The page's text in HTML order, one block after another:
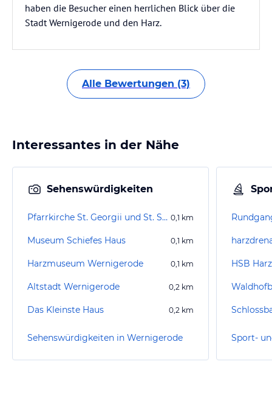
haben die Besucher einen herrlichen Blick über die
Stadt Wernigerode und den Harz.
Alle Bewertungen (3)
Interessantes in der Nähe
Sehenswürdigkeiten
Pfarrkirche St. Georgii und St. Sylvestri 0,1 km
Museum Schiefes Haus 0,1 km
Harzmuseum Wernigerode 0,1 km
Altstadt Wernigerode 0,2 km
Das Kleinste Haus 0,2 km
Sehenswürdigkeiten in Wernigerode
HSB